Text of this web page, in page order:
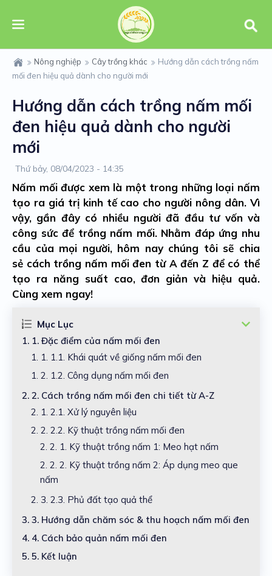
Nông nghiệp Cây trồng khác
Hướng dẫn cách trồng nấm
mối đen hiệu quả dành cho người mới
Hướng dẫn cách trồng nấm mối
đen hiệu quả dành cho người
mới
Thứ bảy, 08/04/2023 - 14:35
Nấm mối được xem là một trong những loại nấm
tạo ra giá trị kinh tế cao cho người nông dân. Vì
vậy, gần đây có nhiều người đã đầu tư vốn và
công sức để trồng nấm mối. Nhằm đáp ứng nhu
cầu của mọi người, hôm nay chúng tôi sẽ chia
sẻ cách trồng nấm mối đen từ A đến Z để có thể
tạo ra năng suất cao, đơn giản và hiệu quả.
Cùng xem ngay!
Mục Lục
1. 1. Đặc điểm của nấm mối đen
1. 1. 1.1. Khái quát về giống nấm mối đen
1. 2. 1.2. Công dụng nấm mối đen
2. 2. Cách trồng nấm mối đen chi tiết từ A-Z
2. 1. 2.1. Xử lý nguyên liệu
2. 2. 2.2. Kỹ thuật trồng nấm mối đen
2. 2. 1. Kỹ thuật trồng nấm 1: Meo hạt nấm
2. 2. 2. Kỹ thuật trồng nấm 2: Áp dụng meo que
nấm
2. 3. 2.3. Phủ đất tạo quả thể
3. 3. Hướng dẫn chăm sóc & thu hoạch nấm mối đen
4. 4. Cách bảo quản nấm mối đen
5. 5. Kết luận